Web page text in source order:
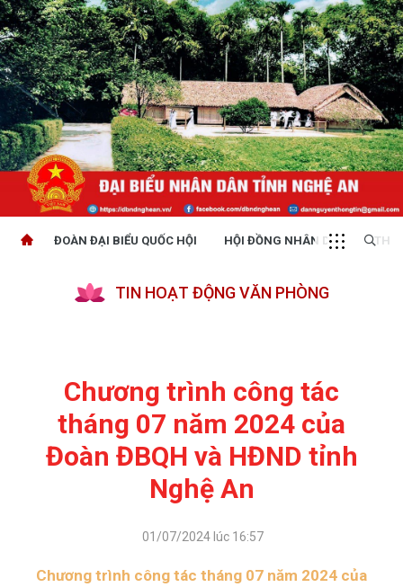
ĐOÀN ĐẠI BIỂU QUỐC HỘI HỘI ĐỒNG NHÂN DÂN
TIN HOẠT ĐỘNG VĂN PHÒNG
Chương trình công tác
tháng 07 năm 2024 của
Đoàn ĐBQH và HĐND tỉnh
Nghệ An
01/07/2024 lúc 16:57
Chương trình công tác tháng 07 năm 2024 của